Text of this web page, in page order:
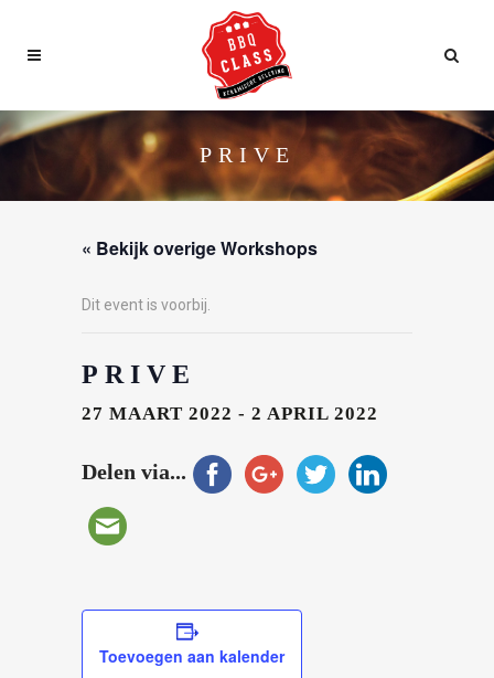
PRIVE
« Bekijk overige Workshops
Dit event is voorbij.
PRIVE
27 MAART 2022 - 2 APRIL 2022
Delen via...
Toevoegen aan kalender